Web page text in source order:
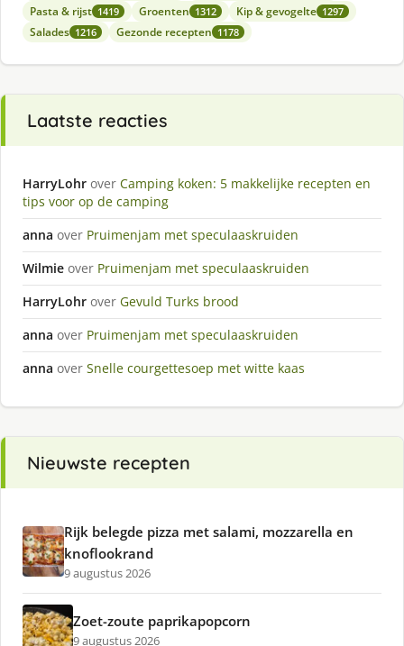
Pasta & rijst 1419 Groenten 1312 Kip & gevogelte 1297
Salades 1216 Gezonde recepten 1178
Laatste reacties
HarryLohr over Camping koken: 5 makkelijke recepten en
tips voor op de camping
anna over Pruimenjam met speculaaskruiden
Wilmie over Pruimenjam met speculaaskruiden
HarryLohr over Gevuld Turks brood
anna over Pruimenjam met speculaaskruiden
anna over Snelle courgettesoep met witte kaas
Nieuwste recepten
Rijk belegde pizza met salami, mozzarella en
knoflookrand
9 augustus 2026
Zoet-zoute paprikapopcorn
9 augustus 2026